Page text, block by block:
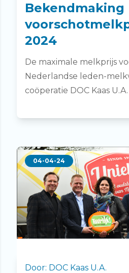
Bekendmaking
2024
De maximale melkprijs
Nederlandse leden-
coöperatie DOC Kaas U.A.
04-04-24
Door: DOC Kaas U.A.